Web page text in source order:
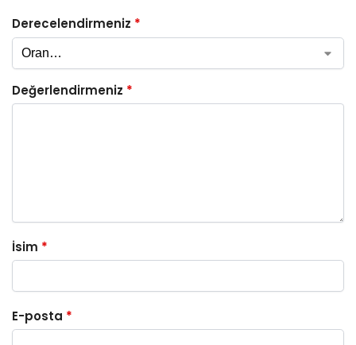
Derecelendirmeniz *
Değerlendirmeniz *
İsim *
E-posta *